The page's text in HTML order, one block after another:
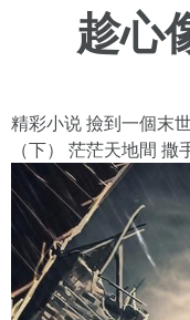
趁心
精彩小说 撿到一個末
（下） 茫茫天地間